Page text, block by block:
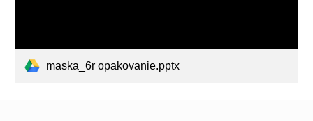
maska_6r opakovanie.pptx